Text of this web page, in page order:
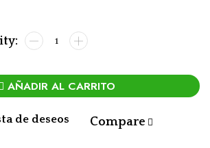
AÑADIR AL CARRITO
de deseos Compare